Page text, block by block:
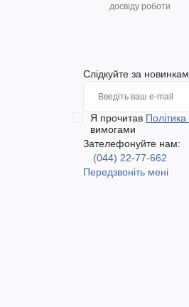
досвіду роботи
Слідкуйте за
Я прочитав Політика
вимогами
Зателефонуйте нам:
(044) 22-77-662
Передзвоніть мені